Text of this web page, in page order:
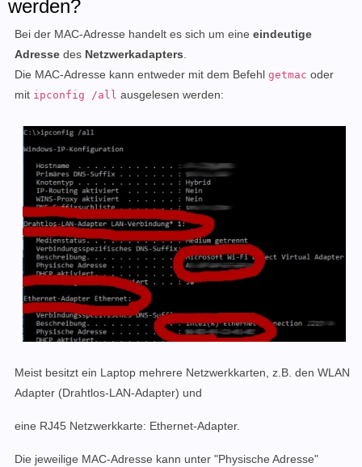
werden?
Bei der MAC-Adresse handelt es sich um eine eindeutige
Adresse des Netzwerkadapters.
Die MAC-Adresse kann entweder mit dem Befehl getmac oder
mit ipconfig /all ausgelesen werden:
Meist besitzt ein Laptop mehrere Netzwerkkarten, z.B. den WLAN
Adapter (Drahtlos-LAN-Adapter) und
eine RJ45 Netzwerkkarte: Ethernet-Adapter.
Die jeweilige MAC-Adresse kann unter "Physische Adresse"